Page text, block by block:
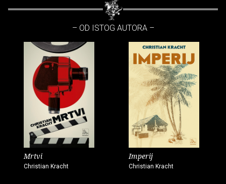
– OD ISTOG AUTORA –
Mrtvi
Christian Kracht
Imperij
Christian Kracht